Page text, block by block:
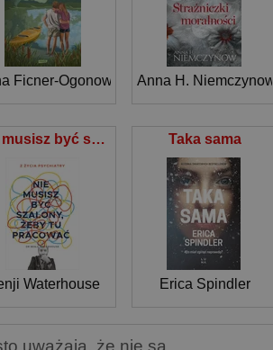
Ficner-Ogonowska Anna H. Niemczynow
Nie musisz być szalony, żeby tu pracować
Waterhouse
Taka sama
Erica Spindler
uważają, że nie są